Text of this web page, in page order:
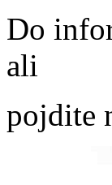
Do
ali
pojdite